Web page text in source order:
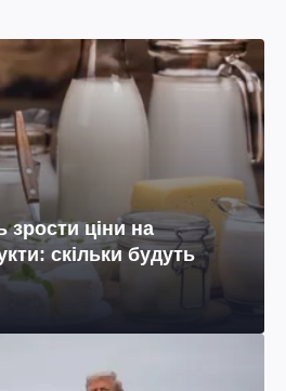
зрости ціни на
скільки будуть